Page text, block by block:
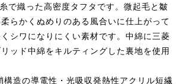
で織った高密度タフタです。微起毛と皺
らかくぬめりのある風合いに仕上がって
シワになりにくい素材です。中綿に三菱
ッド中綿をキルティングした裏地を使用
構造の導電性・光吸収発熱性アクリル短繊